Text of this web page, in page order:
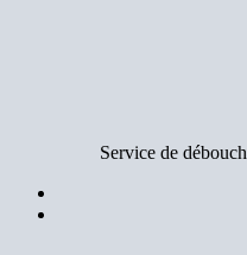
Service de